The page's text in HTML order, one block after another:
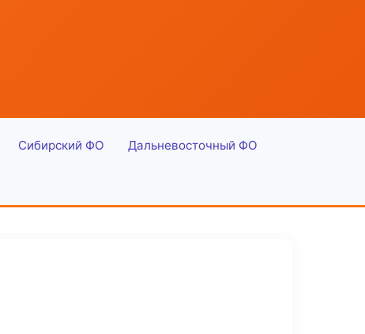
Сибирский ФО Дальневосточный ФО